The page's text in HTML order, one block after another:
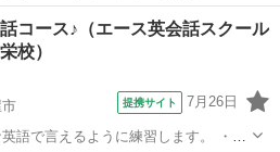
方は対面でのレッスンも可能ですので...
オンライン
コース♪（エース英会話スクール
校）
提携サイト 7月26日
語で言えるように練習します。 ・海